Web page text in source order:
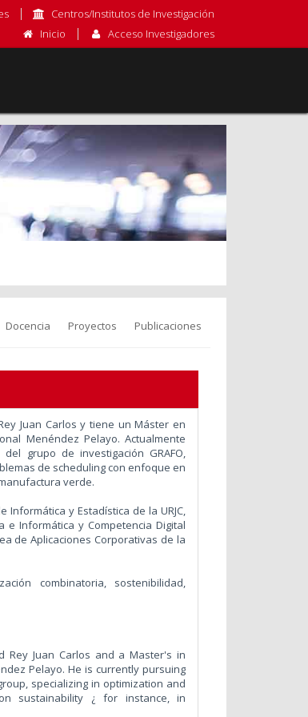
Centros/Institutos de Investigación
Inicio
Acceso Investigadores
Docencia Proyectos Publicaciones
Juan Carlos y tiene un Máster en
Menéndez Pelayo. Actualmente
grupo de investigación GRAFO,
de scheduling con enfoque en
verde.
y Estadística de la URJC,
e Informática y Competencia Digital
de Aplicaciones Corporativas de la
combinatoria, sostenibilidad,
Rey Juan Carlos and a Master's in
Pelayo. He is currently pursuing
specializing in optimization and
sustainability ¿ for instance, in